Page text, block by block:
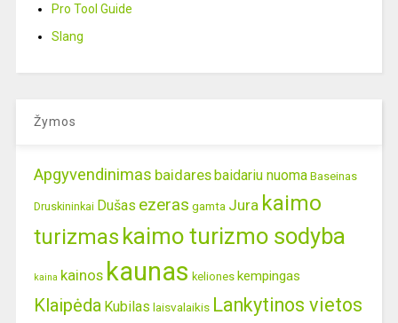
Pro Tool Guide
Slang
Žymos
Apgyvendinimas baidares baidariu nuoma Baseinas
Druskininkai Dušas ezeras gamta Jura kaimo
turizmas kaimo turizmo sodyba
kaina kainos kaunas keliones kempingas
Klaipėda Kubilas laisvalaikis Lankytinos vietos